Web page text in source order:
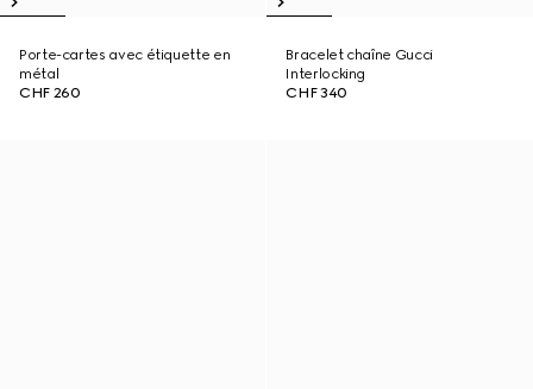
Porte-cartes avec étiquette en
métal
CHF 260
Bracelet chaîne Gucci
Interlocking
CHF 340